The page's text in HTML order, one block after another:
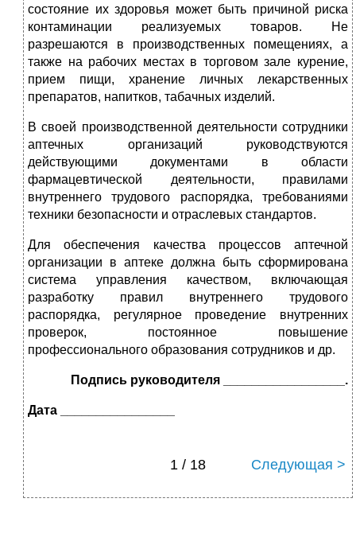
состояние их здоровья может быть причиной риска
контаминации реализуемых товаров. Не
разрешаются в производственных помещениях, а
также на рабочих местах в торговом зале курение,
прием пищи, хранение личных лекарственных
препаратов, напитков, табачных изделий.
В своей производственной деятельности сотрудники
аптечных организаций руководствуются
действующими документами в области
фармацевтической деятельности, правилами
внутреннего трудового распорядка, требованиями
техники безопасности и отраслевых стандартов.
Для обеспечения качества процессов аптечной
организации в аптеке должна быть сформирована
система управления качеством, включающая
разработку правил внутреннего трудового
распорядка, регулярное проведение внутренних
проверок, постоянное повышение
профессионального образования сотрудников и др.
Подпись руководителя _________________.
Дата ________________
1 / 18 Следующая >